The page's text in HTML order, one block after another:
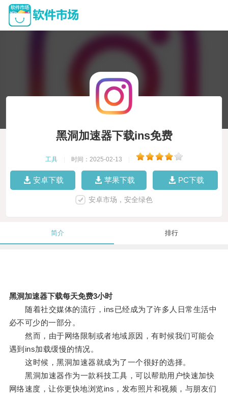
黑洞加速器下载ins免费
工具 时间：2025-02-13
安卓下载 苹果下载 PC下载
安卓市场，安全绿色
简介 排行
黑洞加速器下载每天免费3小时
随着社交媒体的流行，ins已经成为了许多人日常生活中
必不可少的一部分。
然而，由于网络限制或者地域原因，有时候我们可能会
遇到ins加载缓慢的情况。
这时候，黑洞加速器就成为了一个很好的选择。
黑洞加速器作为一款科技工具，可以帮助用户快速加快
网络速度，让你更快地浏览ins，发布照片和视频，与朋友们